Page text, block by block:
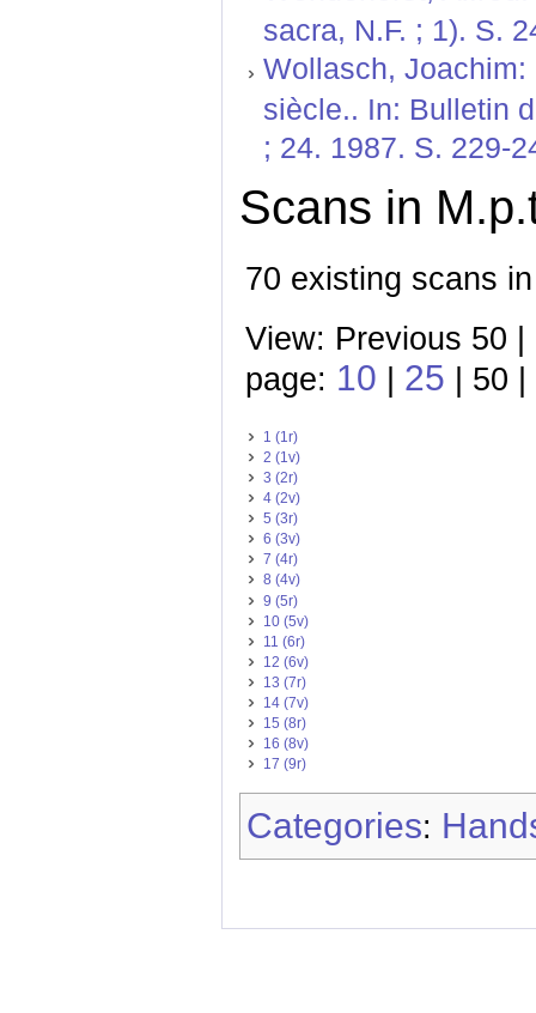
sacra, N.F. ; 1). S.
Wollasch,
siècle.. In: Bulletin
; 24. 1987. S. 229-
Scans in
70 existing scans
View: Previous 50 |
page: 10 25 | 50 |
1 (1r)
2 (1v)
3 (2r)
4 (2v)
5 (3r)
6 (3v)
7 (4r)
8 (4v)
9 (5r)
10 (5v)
11 (6r)
12 (6v)
13 (7r)
14 (7v)
15 (8r)
16 (8v)
17 (9r)
Categories: